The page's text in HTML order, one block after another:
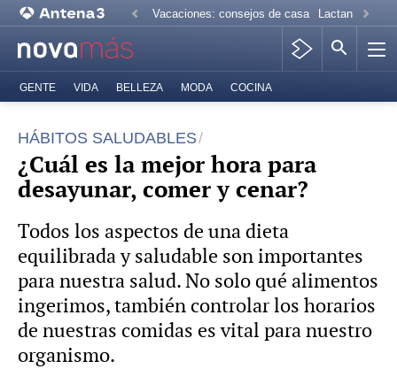
Vacaciones: consejos de casa Lactancia
GENTE VIDA BELLEZA MODA COCINA
HÁBITOS SALUDABLES
¿Cuál es la mejor hora para
desayunar, comer y cenar?
Todos los aspectos de una dieta
equilibrada y saludable son importantes
para nuestra salud. No solo qué alimentos
ingerimos, también controlar los horarios
de nuestras comidas es vital para nuestro
organismo.